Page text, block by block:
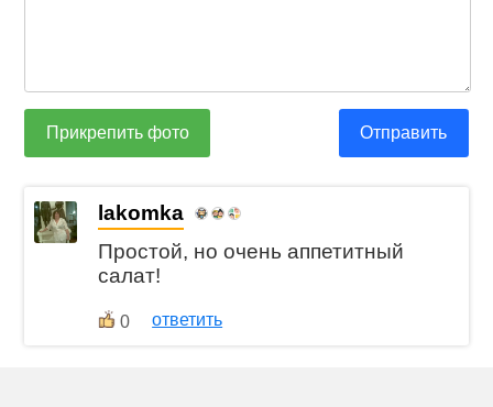
Прикрепить фото Отправить
lakomka
Простой, но очень аппетитный
салат!
0 ответить